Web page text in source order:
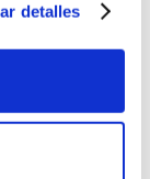
detalles
de
pagado hasta
se devuelve.
en